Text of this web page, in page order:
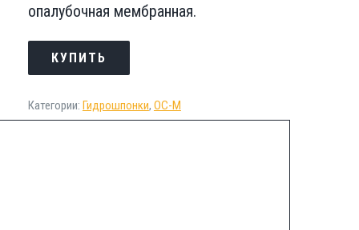
опалубочная мембранная.
КУПИТЬ
Категории: Гидрошпонки, ОС-М